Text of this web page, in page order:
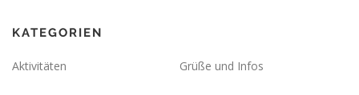
KATEGORIEN
Aktivitäten Grüße und Infos